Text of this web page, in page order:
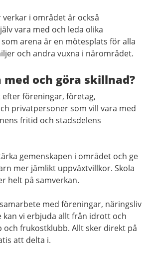
i området är också
vara med och leda olika
arena är en mötesplats för alla
och andra vuxna i närområdet.
med och göra skillnad?
efter föreningar, företag,
privatpersoner som vill vara med
fritid och stadsdelens
gemenskapen i området och ge
mer jämlikt uppväxtvillkor. Skola
helt på samverkan.
med föreningar, näringsliv
kan vi erbjuda allt från idrott och
och frukostklubb. Allt sker direkt på
att delta i.